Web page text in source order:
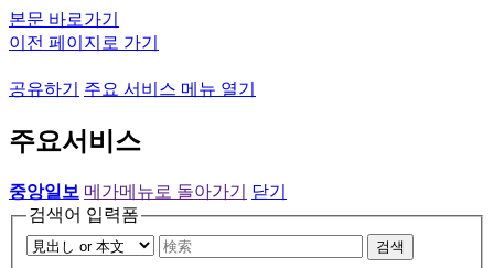
본문 바로가기
이전 페이지로 가기
공유하기 주요 서비스 메뉴 열기
주요서비스
중앙일보 메가메뉴로 돌아가기
닫기
검색어 입력폼
검색